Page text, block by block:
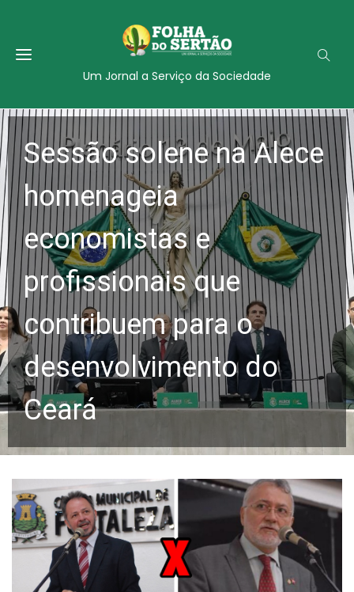
Um Jornal a Serviço da Sociedade
Sessão solene na Alece
homenageia
economistas e
profissionais que
contribuem para o
desenvolvimento do
Ceará